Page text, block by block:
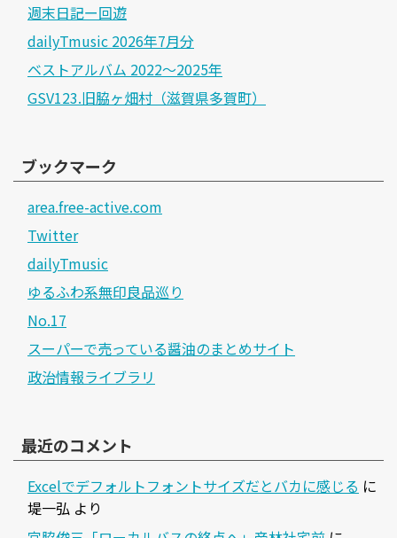
週末日記ー回遊
dailyTmusic 2026年7月分
ベストアルバム 2022～2025年
GSV123.旧脇ヶ畑村（滋賀県多賀町）
ブックマーク
area.free-active.com
Twitter
dailyTmusic
ゆるふわ系無印良品巡り
No.17
スーパーで売っている醤油のまとめサイト
政治情報ライブラリ
最近のコメント
Excelでデフォルトフォントサイズだとバカに感じる に
堤一弘 より